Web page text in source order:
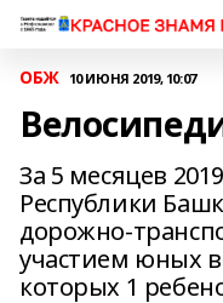
ОБЖ 10 ИЮНЯ 2019, 10:07
За 5 месяцев
Республики
дорожно-
участием юных
которых 1